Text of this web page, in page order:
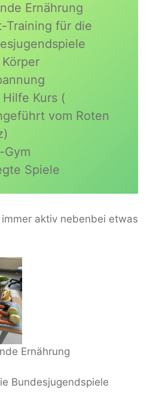
Ernährung
Training für die
Hilfe Kurs (
vom Roten
Gym
Spiele
aktiv nebenbei etwas
Ernährung
Bundesjugendspiele